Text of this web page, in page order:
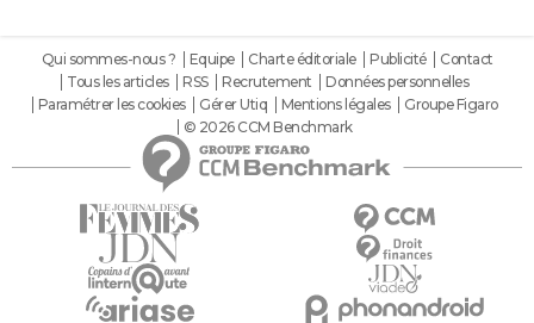
Qui sommes-nous ? Equipe Charte éditoriale Publicité
Contact
Tous les articles
RSS Recrutement
Données personnelles
Paramétrer les cookies
Gérer Utiq Mentions légales
Groupe Figaro
© 2026 CCM Benchmark